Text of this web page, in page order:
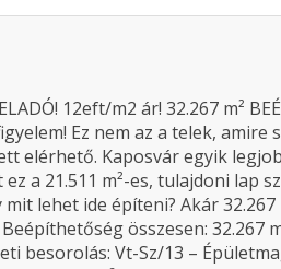
12eft/m2 ár! 32.267 m²
Ez nem az a telek,
elérhető. Kaposvár egyik
a 21.511 m²-es, tulajdoni lap
lehet ide építeni? Akár 32.267
összesen: 32.267
besorolás: Vt-Sz/13 –